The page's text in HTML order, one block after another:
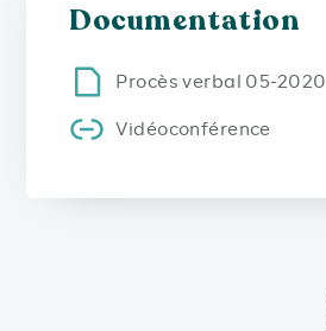
Documentation
Procès verbal 05-2020
Vidéoconférence